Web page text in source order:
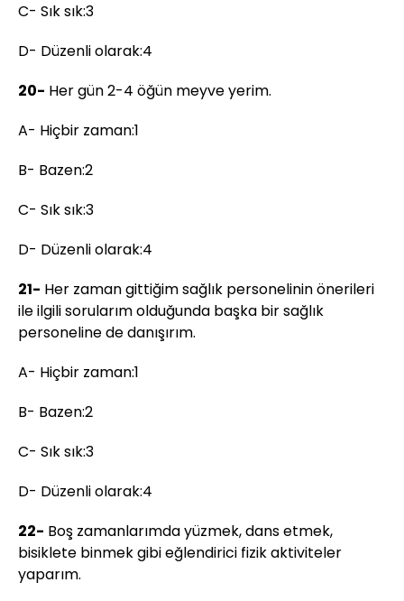
C- Sık sık:3
D- Düzenli olarak:4
20- Her gün 2-4 öğün meyve yerim.
A- Hiçbir zaman:1
B- Bazen:2
C- Sık sık:3
D- Düzenli olarak:4
21- Her zaman gittiğim sağlık personelinin önerileri
ile ilgili sorularım olduğunda başka bir sağlık
personeline de danışırım.
A- Hiçbir zaman:1
B- Bazen:2
C- Sık sık:3
D- Düzenli olarak:4
22- Boş zamanlarımda yüzmek, dans etmek,
bisiklete binmek gibi eğlendirici fizik aktiviteler
yaparım.